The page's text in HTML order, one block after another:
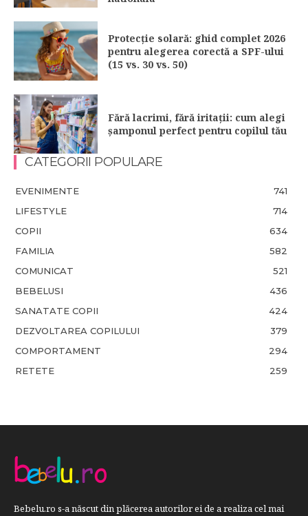
Protecție solară: ghid complet 2026
pentru alegerea corectă a SPF-ului
(15 vs. 30 vs. 50)
Fără lacrimi, fără iritații: cum alegi
șamponul perfect pentru copilul tău
CATEGORII POPULARE
EVENIMENTE
741
LIFESTYLE
714
COPII
634
FAMILIA
582
COMUNICAT
521
BEBELUSI
436
SANATATE COPII
424
DEZVOLTAREA COPILULUI
379
COMPORTAMENT
294
RETETE
259
Bebelu.ro s-a născut din plăcerea autorilor ei de a realiza cel mai